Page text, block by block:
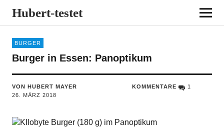
Hubert-testet
BURGER
Burger in Essen: Panoptikum
VON HUBERT MAYER
26. MÄRZ 2018
KOMMENTARE 1